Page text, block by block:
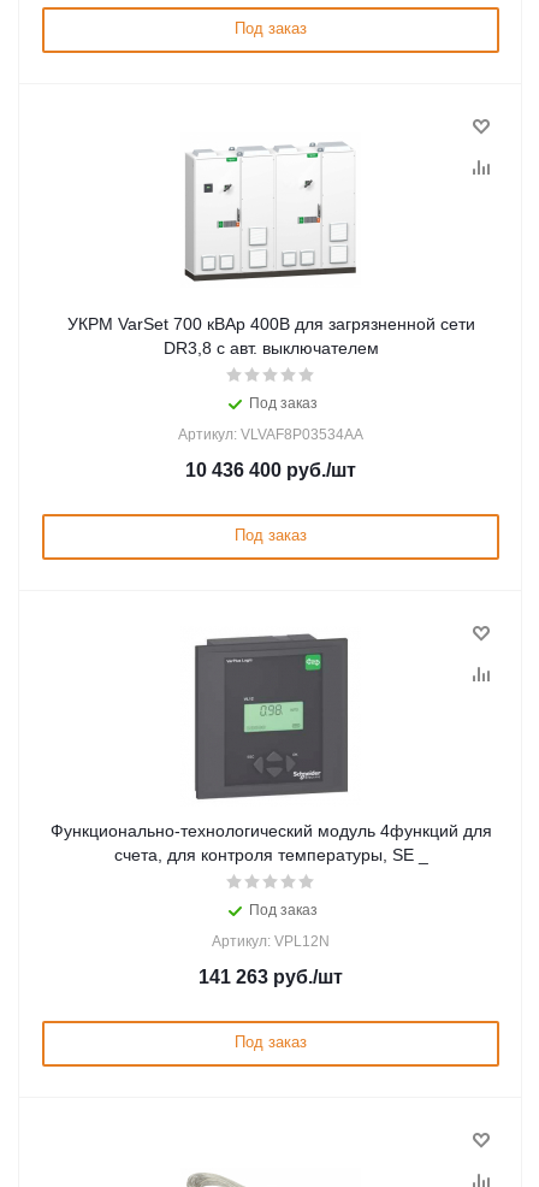
Под заказ
УКРМ VarSet 700 кВАр 400В для загрязненной сети
DR3,8 с авт. выключателем
Под заказ
Артикул: VLVAF8P03534AA
10 436 400 руб./шт
Под заказ
Функционально-технологический модуль 4функций для
счета, для контроля температуры, SE _
Под заказ
Артикул: VPL12N
141 263 руб./шт
Под заказ